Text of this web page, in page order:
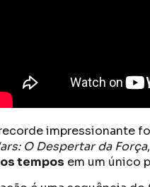
impressionante
O Despertar da Força
tempos em um único